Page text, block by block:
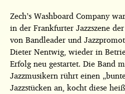
Zech’s Washboard Company
in der Frankfurter Jazzszene
von Bandleader und
Dieter Nentwig, wieder in
Erfolg neu gestartet. Die Band
Jazzmusikern rührt einen
Jazzstücken an, kocht diese